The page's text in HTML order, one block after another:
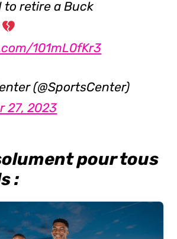
to retire a Buck
101mL0fKr3
(@SportsCenter)
27, 2023
pour tous
: